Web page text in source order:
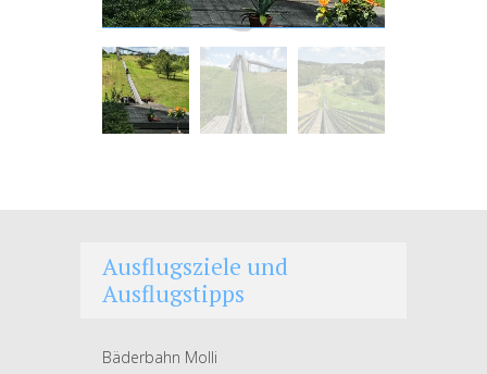
Sommerrodelbahn Bad
Doberan, Bild 2
Ausflugsziele und
Ausflugstipps
Bäderbahn Molli